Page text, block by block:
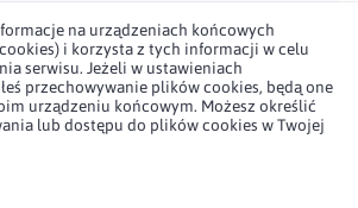
w serwisiew serwisie
na urządzeniach końcowych
i korzysta z tych informacji w celu
serwisu. Jeżeli w ustawieniach
przechowywanie plików cookies, będą one
urządzeniu końcowym. Możesz określić
lub dostępu do plików cookies w Twojej